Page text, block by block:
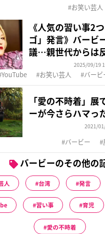
お笑い芸人
《人気の習い事2
ゴ」発言》バービ
議…親世代からは
2025/09/19
YouTube お笑い芸人 バービ
「愛の不時着」展
ーが今さらハマっ
2021/
バービー
バービーのその他の
人 台湾 発言
習い事 育児
愛の不時着